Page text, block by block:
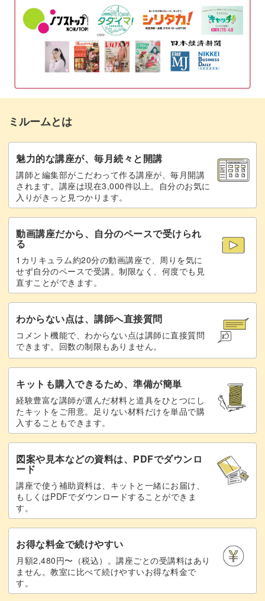
ベースにパーツをつける 22:19
リボンをつける
完成♪
ミルームとは
魅力的な講座が、毎月続々と開講
講師と編集部がこだわって作る講座が、毎月開講
されます。講座は現在3,000件以上。自分のお気に
入りがきっと見つかります。
動画講座だから、自分のペースで受けられ
る
1カリキュラム約20分の動画講座で、周りを気に
せず自分のペースで受講。制限なく、何度でも見
直すことができます。
わからない点は、講師へ直接質問
コメント機能で、わからない点は講師に直接質問
できます。回数の制限もありません。
キットも購入できるため、準備が簡単
経験豊富な講師が選んだ材料と道具をひとつにし
たキットをご用意。足りない材料だけを単品で購
入することもできます。
図案や見本などの資料は、PDFでダウンロ
ード
講座で使う補助資料は、キットと一緒にお届け、
もしくはPDFでダウンロードすることができま
す。
お得な料金で続けやすい
月額2,480円〜（税込）。講座ごとの受講料はあり
ません。教室に比べて続けやすいお得な料金で
す。